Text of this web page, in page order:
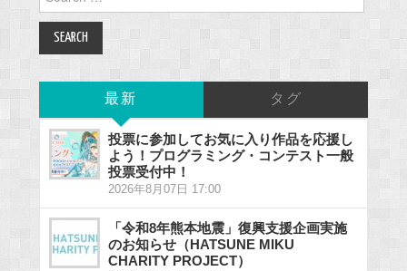
for:
最新 タグ
投票に参加してお気に入り作品を応援し
よう！プログラミング・コンテスト一般
投票受付中！
2026年8月07日 17:00
「令和8年熊本地震」復興支援企画実施
のお知らせ（HATSUNE MIKU
CHARITY PROJECT）